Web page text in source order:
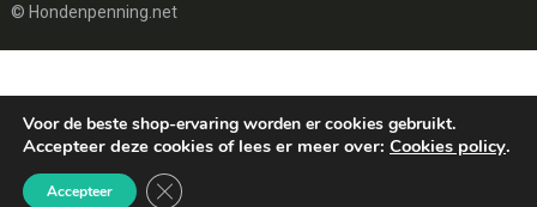
© Hondenpenning.net
Voor de beste shop-ervaring worden er cookies gebruikt.
Accepteer deze cookies of lees er meer over: Cookies policy.
Accepteer Sluit AVG/GDPR cookie banner